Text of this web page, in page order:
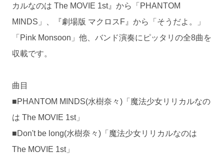
カルなのは The MOVIE 1st』から「PHANTOM
MINDS」、『劇場版 マクロスF』から「そうだよ。」
「Pink Monsoon」他、バンド演奏にピッタリの全8曲を
収載です。
曲目
■PHANTOM MINDS(水樹奈々)「魔法少女リリカルなの
は The MOVIE 1st」
■Don't be long(水樹奈々)「魔法少女リリカルなのは
The MOVIE 1st」